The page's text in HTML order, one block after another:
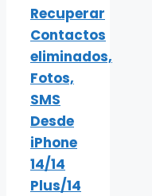
Recuperar
Contactos
eliminados,
Fotos,
SMS
Desde
iPhone
14/14
Plus/14